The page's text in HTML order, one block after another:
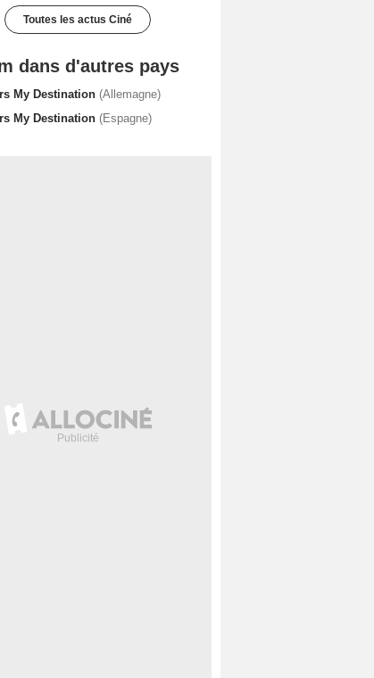
Toutes les actus Ciné
dans d'autres pays
My Destination (Allemagne)
My Destination (Espagne)